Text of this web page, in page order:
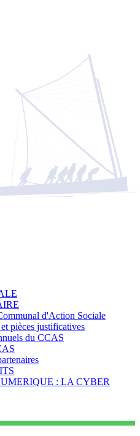
d'Action Sociale
pièces justificatives
du CCAS
: LA CYBER